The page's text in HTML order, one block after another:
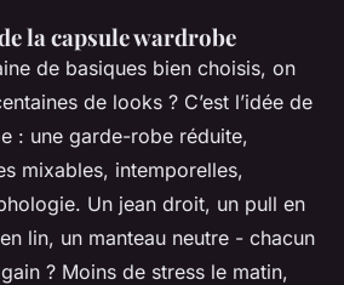
la capsule wardrobe
de basiques bien choisis, on
de looks ? C’est l’idée de
: une garde-robe réduite,
mixables, intemporelles,
Un jean droit, un pull en
lin, un manteau neutre - chacun
? Moins de stress le matin,